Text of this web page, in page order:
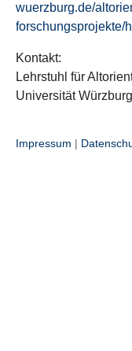
wuerzburg.de/
forschungsprojekte/
Kontakt:
Lehrstuhl für
Universität Würzburg
Impressum |